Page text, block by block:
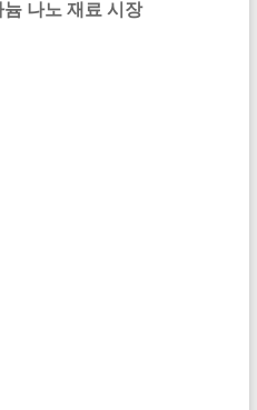
나노 재료 시장